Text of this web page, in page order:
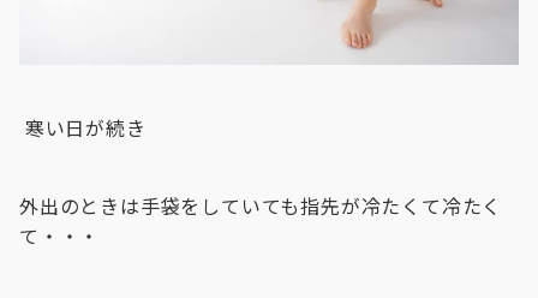
寒い日が続き
外出のときは手袋をしていても指先が冷たくて冷たく
て・・・